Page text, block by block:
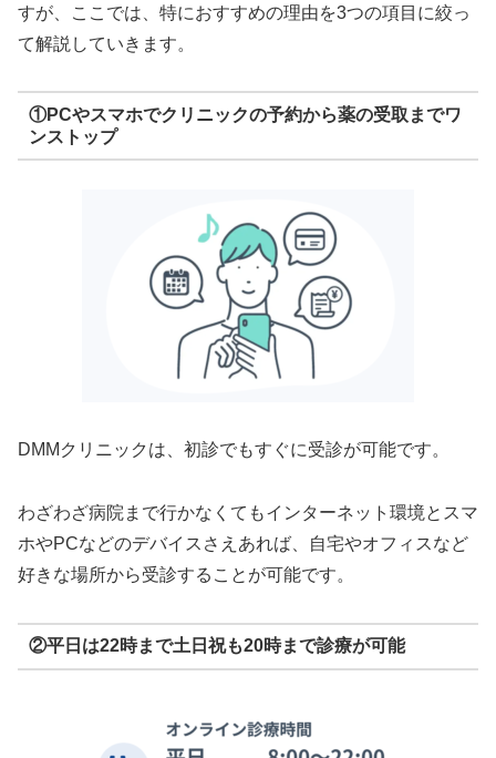
すが、ここでは、特におすすめの理由を3つの項目に絞っ
て解説していきます。
①PCやスマホでクリニックの予約から薬の受取までワ
ンストップ
DMMクリニックは、初診でもすぐに受診が可能です。
わざわざ病院まで行かなくてもインターネット環境とスマ
ホやPCなどのデバイスさえあれば、自宅やオフィスなど
好きな場所から受診することが可能です。
②平日は22時まで土日祝も20時まで診療が可能